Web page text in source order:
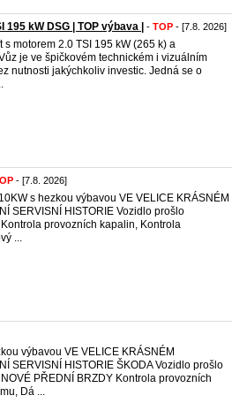
kW DSG | TOP výbava | - TOP - [7.8. 2026]
motorem 2.0 TSI 195 kW (265 k) a
je ve špičkovém technickém i vizuálním
nutnosti jakýchkoliv investic. Jedná se o
- [7.8. 2026]
s hezkou výbavou VE VELICE KRÁSNÉM
SERVISNÍ HISTORIE Vozidlo prošlo
provozních kapalin, Kontrola
...
výbavou VE VELICE KRÁSNÉM
SERVISNÍ HISTORIE ŠKODA Vozidlo prošlo
PŘEDNÍ BRZDY Kontrola provozních
Dá ...